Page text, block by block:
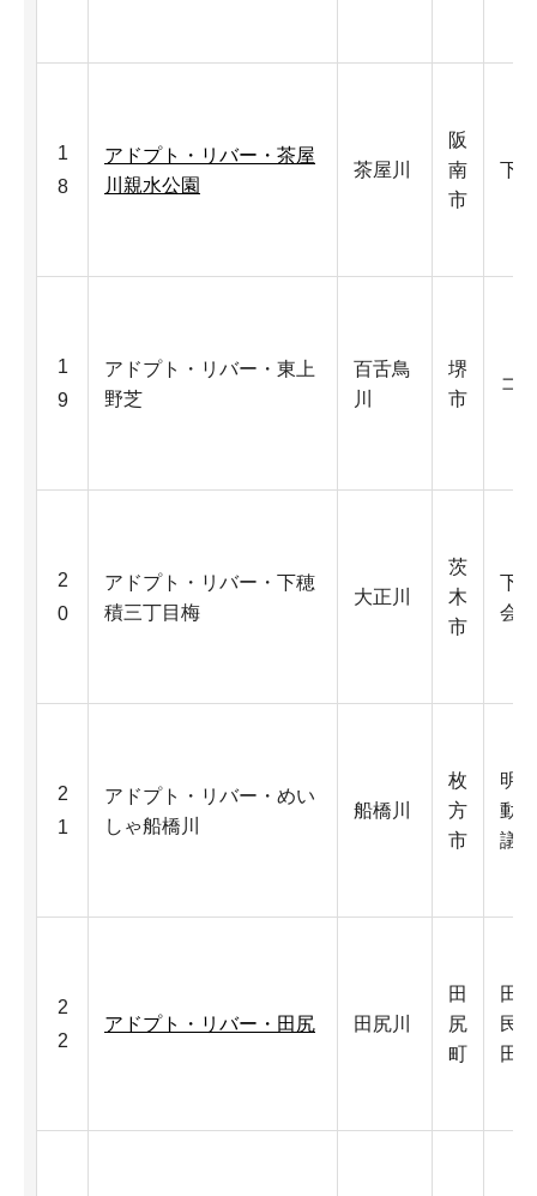
1
8
アドプト・リバー・茶屋
川親水公園
茶屋川
阪
南
市
下
1
9
アドプト・リバー・東上
野芝
百舌鳥
川
堺
市
コ
2
0
アドプト・リバー・下穂
積三丁目梅
大正川
茨
木
市
下
会
2
1
アドプト・リバー・めい
しゃ船橋川
船橋川
枚
方
市
明
動
議会
2
2
アドプト・リバー・田尻 田尻川
田
尻
町
田
民
田